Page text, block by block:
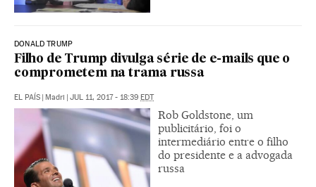
DONALD TRUMP
Filho de Trump divulga série de e-mails que o
comprometem na trama russa
EL PAÍS | Madri | JUL 11, 2017 - 18:39 EDT
Rob Goldstone, um
publicitário, foi o
intermediário entre o filho
do presidente e a advogada
russa